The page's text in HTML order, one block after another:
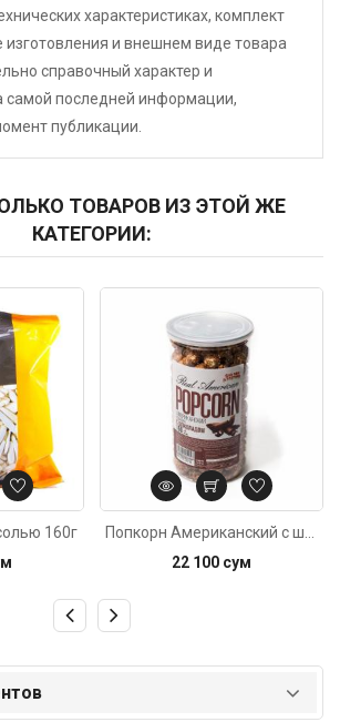
характеристиках, комплект
изготовления и внешнем виде товара
справочный характер и
самой последней информации,
публикации.
ТОВАРОВ ИЗ ЭТОЙ ЖЕ
КАТЕГОРИИ:
160г
22 100 сум